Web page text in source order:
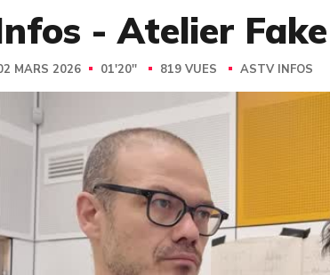
- Atelier
MARS 2026 01'20'' 819 VUES ASTV INFOS